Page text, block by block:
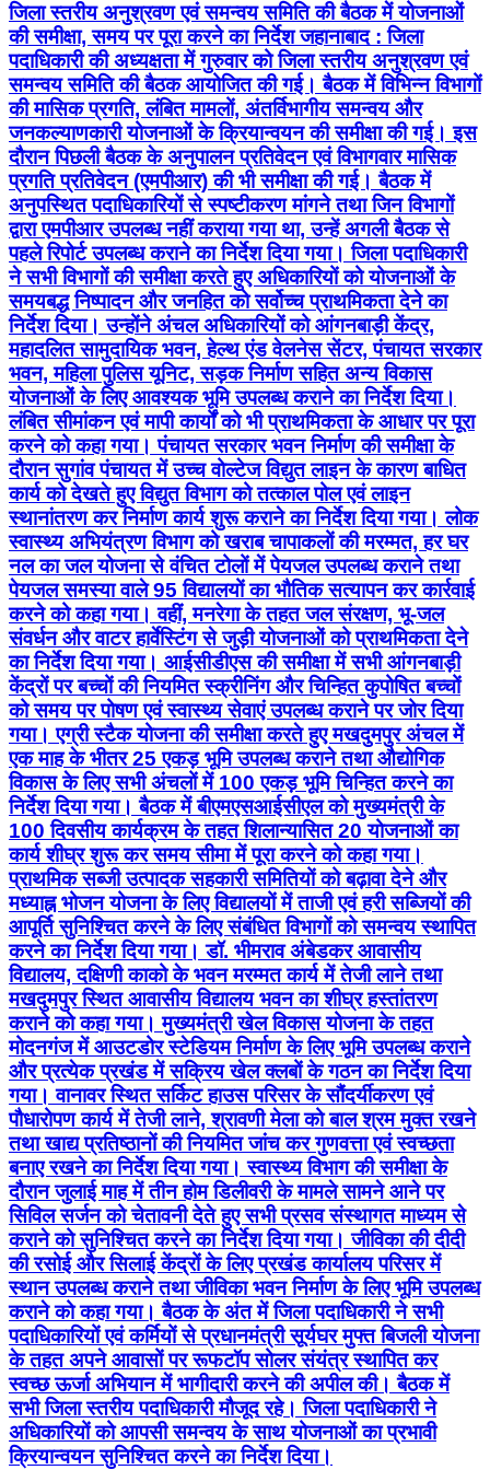
जिला स्तरीय अनुश्रवण एवं समन्वय समिति की बैठक में योजनाओं
की समीक्षा, समय पर पूरा करने का निर्देश जहानाबाद : जिला
पदाधिकारी की अध्यक्षता में गुरुवार को जिला स्तरीय अनुश्रवण एवं
समन्वय समिति की बैठक आयोजित की गई। बैठक में विभिन्न विभागों
की मासिक प्रगति, लंबित मामलों, अंतर्विभागीय समन्वय और
जनकल्याणकारी योजनाओं के क्रियान्वयन की समीक्षा की गई। इस
दौरान पिछली बैठक के अनुपालन प्रतिवेदन एवं विभागवार मासिक
प्रगति प्रतिवेदन (एमपीआर) की भी समीक्षा की गई। बैठक में
अनुपस्थित पदाधिकारियों से स्पष्टीकरण मांगने तथा जिन विभागों
द्वारा एमपीआर उपलब्ध नहीं कराया गया था, उन्हें अगली बैठक से
पहले रिपोर्ट उपलब्ध कराने का निर्देश दिया गया। जिला पदाधिकारी
ने सभी विभागों की समीक्षा करते हुए अधिकारियों को योजनाओं के
समयबद्ध निष्पादन और जनहित को सर्वोच्च प्राथमिकता देने का
निर्देश दिया। उन्होंने अंचल अधिकारियों को आंगनबाड़ी केंद्र,
महादलित सामुदायिक भवन, हेल्थ एंड वेलनेस सेंटर, पंचायत सरकार
भवन, महिला पुलिस यूनिट, सड़क निर्माण सहित अन्य विकास
योजनाओं के लिए आवश्यक भूमि उपलब्ध कराने का निर्देश दिया।
लंबित सीमांकन एवं मापी कार्यों को भी प्राथमिकता के आधार पर पूरा
करने को कहा गया। पंचायत सरकार भवन निर्माण की समीक्षा के
दौरान सुगांव पंचायत में उच्च वोल्टेज विद्युत लाइन के कारण बाधित
कार्य को देखते हुए विद्युत विभाग को तत्काल पोल एवं लाइन
स्थानांतरण कर निर्माण कार्य शुरू कराने का निर्देश दिया गया। लोक
स्वास्थ्य अभियंत्रण विभाग को खराब चापाकलों की मरम्मत, हर घर
नल का जल योजना से वंचित टोलों में पेयजल उपलब्ध कराने तथा
पेयजल समस्या वाले 95 विद्यालयों का भौतिक सत्यापन कर कार्रवाई
करने को कहा गया। वहीं, मनरेगा के तहत जल संरक्षण, भू-जल
संवर्धन और वाटर हार्वेस्टिंग से जुड़ी योजनाओं को प्राथमिकता देने
का निर्देश दिया गया। आईसीडीएस की समीक्षा में सभी आंगनबाड़ी
केंद्रों पर बच्चों की नियमित स्क्रीनिंग और चिन्हित कुपोषित बच्चों
को समय पर पोषण एवं स्वास्थ्य सेवाएं उपलब्ध कराने पर जोर दिया
गया। एग्री स्टैक योजना की समीक्षा करते हुए मखदुमपुर अंचल में
एक माह के भीतर 25 एकड़ भूमि उपलब्ध कराने तथा औद्योगिक
विकास के लिए सभी अंचलों में 100 एकड़ भूमि चिन्हित करने का
निर्देश दिया गया। बैठक में बीएमएसआईसीएल को मुख्यमंत्री के
100 दिवसीय कार्यक्रम के तहत शिलान्यासित 20 योजनाओं का
कार्य शीघ्र शुरू कर समय सीमा में पूरा करने को कहा गया।
प्राथमिक सब्जी उत्पादक सहकारी समितियों को बढ़ावा देने और
मध्याह्न भोजन योजना के लिए विद्यालयों में ताजी एवं हरी सब्जियों की
आपूर्ति सुनिश्चित करने के लिए संबंधित विभागों को समन्वय स्थापित
करने का निर्देश दिया गया। डॉ. भीमराव अंबेडकर आवासीय
विद्यालय, दक्षिणी काको के भवन मरम्मत कार्य में तेजी लाने तथा
मखदुमपुर स्थित आवासीय विद्यालय भवन का शीघ्र हस्तांतरण
कराने को कहा गया। मुख्यमंत्री खेल विकास योजना के तहत
मोदनगंज में आउटडोर स्टेडियम निर्माण के लिए भूमि उपलब्ध कराने
और प्रत्येक प्रखंड में सक्रिय खेल क्लबों के गठन का निर्देश दिया
गया। वानावर स्थित सर्किट हाउस परिसर के सौंदर्यीकरण एवं
पौधारोपण कार्य में तेजी लाने, श्रावणी मेला को बाल श्रम मुक्त रखने
तथा खाद्य प्रतिष्ठानों की नियमित जांच कर गुणवत्ता एवं स्वच्छता
बनाए रखने का निर्देश दिया गया। स्वास्थ्य विभाग की समीक्षा के
दौरान जुलाई माह में तीन होम डिलीवरी के मामले सामने आने पर
सिविल सर्जन को चेतावनी देते हुए सभी प्रसव संस्थागत माध्यम से
कराने को सुनिश्चित करने का निर्देश दिया गया। जीविका की दीदी
की रसोई और सिलाई केंद्रों के लिए प्रखंड कार्यालय परिसर में
स्थान उपलब्ध कराने तथा जीविका भवन निर्माण के लिए भूमि उपलब्ध
कराने को कहा गया। बैठक के अंत में जिला पदाधिकारी ने सभी
पदाधिकारियों एवं कर्मियों से प्रधानमंत्री सूर्यघर मुफ्त बिजली योजना
के तहत अपने आवासों पर रूफटॉप सोलर संयंत्र स्थापित कर
स्वच्छ ऊर्जा अभियान में भागीदारी करने की अपील की। बैठक में
सभी जिला स्तरीय पदाधिकारी मौजूद रहे। जिला पदाधिकारी ने
अधिकारियों को आपसी समन्वय के साथ योजनाओं का प्रभावी
क्रियान्वयन सुनिश्चित करने का निर्देश दिया।